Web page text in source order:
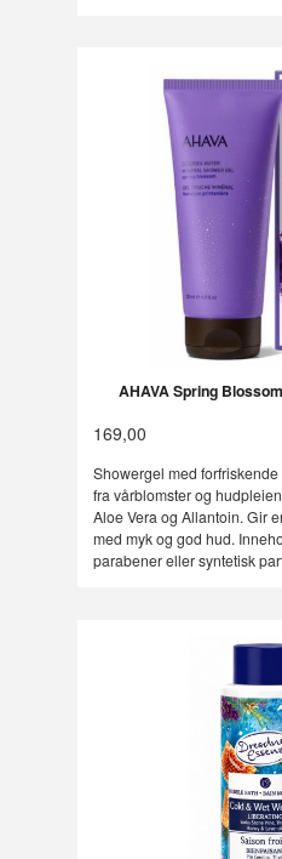
AHAVA Spring
169,00
Showergel med
fra vårblomster og
Aloe Vera og Allantoin. Gir
med myk og god hud.
parabener eller syntetisk